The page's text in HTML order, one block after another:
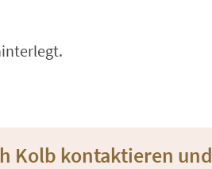
Kolb kontaktieren und